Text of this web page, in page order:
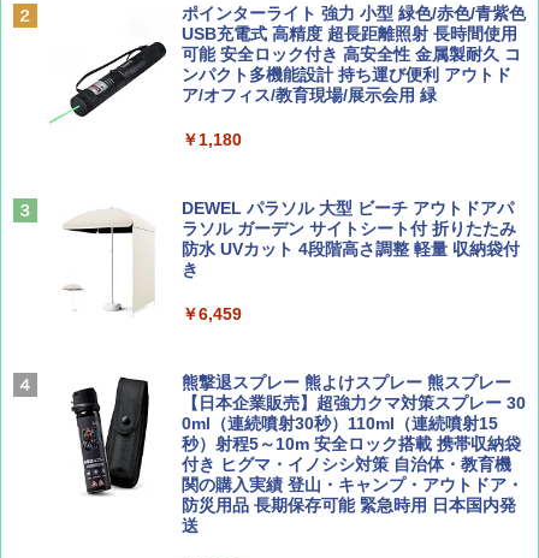
Coyote No.89 特集 星野道夫 夢見る旅
￥1,540
￥1,540
AIRLINE（エアライン）2026年9月号【特
￥1,760
BE-PAL(ビ-パル) 2026年 9 月号【特別付録:
SOTO ミニマル"旅"財布 ランダム2種】
￥1,500
A09 地球の歩き方 イタリア 2026～2027 地
球の歩き方A ヨーロッパ
￥2,479
パ
￥2,277
地球の歩き方 スター・ウォーズ
新しい日本地理 地図・統計・移動から読み
解く (講談社現代新書)
￥1,540
PYKES PEAK (パイクスピーク) 着替えテン
ト プライバシー テント 【中が透けない】 1
人用 折りたたみ 防災グッズ 災害用トイレ ビ
易 トイレテント (オリーブ)
ENDLESS BASE 《めざましテレビで紹介》
テント ワンタッチ RENEW 幅200 2-3人用 43
[キャンパーズコレクション 山善] 傘みたいに
広げるだけ パッとサッとテント ブラックコ
ーティング フルクローズ メッシュ 3-4人用
簡単設置 ポップアップテント エクルベージ
ュ(BC仕様) PATC-150B(EB)
￥8,991
ポインターライト 強力 小型 緑色/赤色/青紫色
USB充電式 高精度 超長距離照射 長時間使用
可能 安全ロック付き 高安全性 金属製耐久 コ
ンパクト多機能設計 持ち運び便利 アウトド
ア/オフィス/教育現場/展示会用 緑
￥1,180
DEWEL パラソル 大型 ビーチ アウトドアパ
ラソル ガーデン サイトシート付 折りたたみ
防水 UVカット 4段階高さ調整 軽量 収納袋付
き
￥6,459
熊撃退スプレー 熊よけスプレー 熊スプレー
【日本企業販売】超強力クマ対策スプレー 30
0ml（連続噴射30秒）110ml（連続噴射15
秒）射程5～10m 安全ロック搭載 携帯収納袋
付き ヒグマ・イノシシ対策 自治体・教育機
関の購入実績 登山・キャンプ・アウトドア・
防災用品 長期保存可能 緊急時用 日本国内発
送